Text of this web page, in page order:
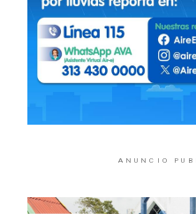
ANUNCIO